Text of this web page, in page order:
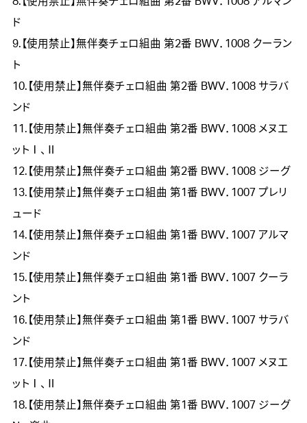
ド
9.【使用禁止】無伴奏チェロ組曲 第2番 BWV．1008 クーラン
ト
10.【使用禁止】無伴奏チェロ組曲 第2番 BWV．1008 サラバ
ンド
11.【使用禁止】無伴奏チェロ組曲 第2番 BWV．1008 メヌエ
ットⅠ、Ⅱ
12.【使用禁止】無伴奏チェロ組曲 第2番 BWV．1008 ジーグ
13.【使用禁止】無伴奏チェロ組曲 第1番 BWV．1007 プレリ
ュード
14.【使用禁止】無伴奏チェロ組曲 第1番 BWV．1007 アルマ
ンド
15.【使用禁止】無伴奏チェロ組曲 第1番 BWV．1007 クーラ
ント
16.【使用禁止】無伴奏チェロ組曲 第1番 BWV．1007 サラバ
ンド
17.【使用禁止】無伴奏チェロ組曲 第1番 BWV．1007 メヌエ
ットⅠ、Ⅱ
18.【使用禁止】無伴奏チェロ組曲 第1番 BWV．1007 ジーグ